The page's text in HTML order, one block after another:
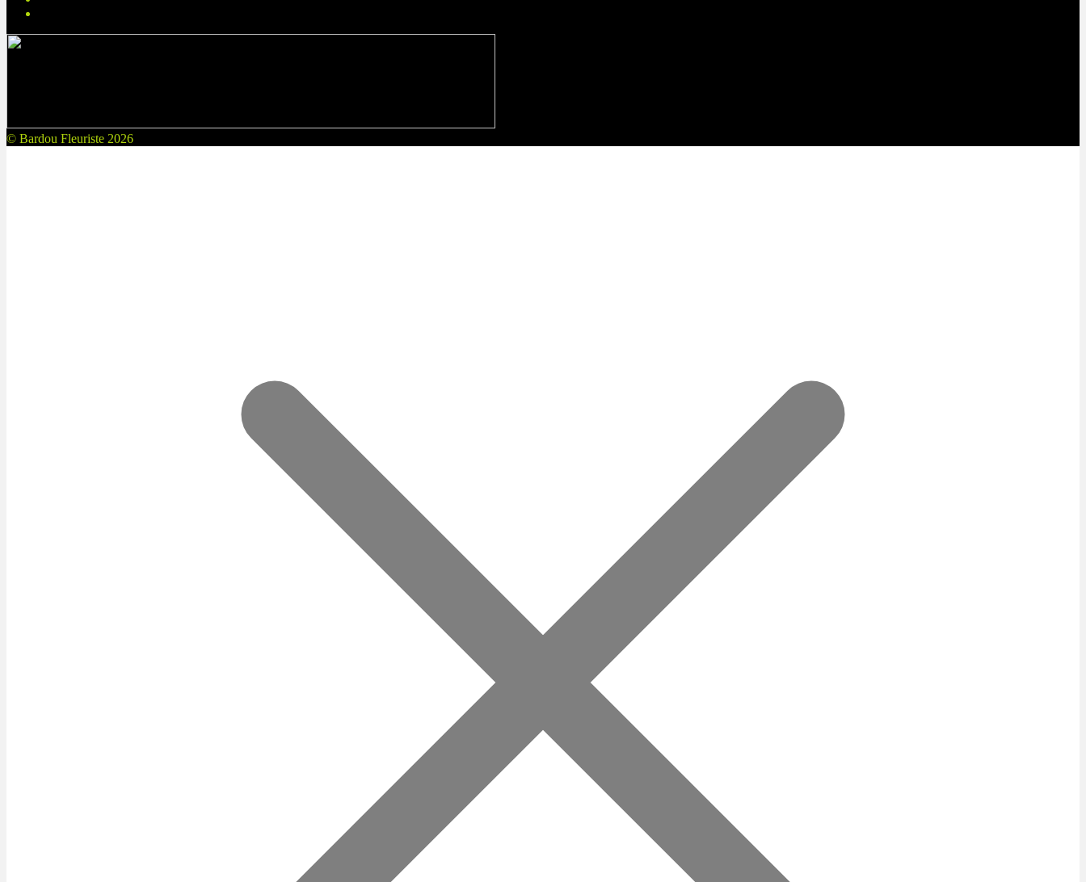
© Bardou Fleuriste 2026